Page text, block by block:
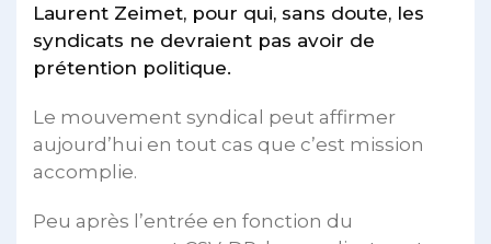
Laurent Zeimet, pour qui, sans doute, les
syndicats ne devraient pas avoir de
prétention politique.
Le mouvement syndical peut affirmer
aujourd’hui en tout cas que c’est mission
accomplie.
Peu après l’entrée en fonction du